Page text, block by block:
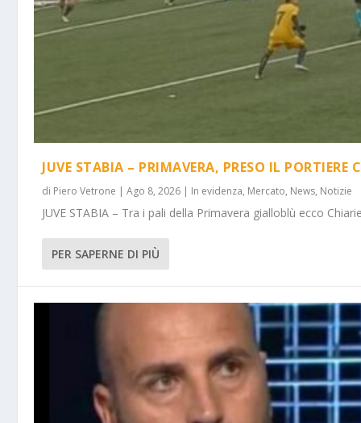
JUVE STABIA – PRIMAVERA, PRESO IL PORTIERE
di Piero Vetrone |Ago 8, 2026 | In evidenza, Mercato, News, Notizie
JUVE STABIA – Tra i pali della Primavera gialloblù ecco
PER SAPERNE DI PIÙ